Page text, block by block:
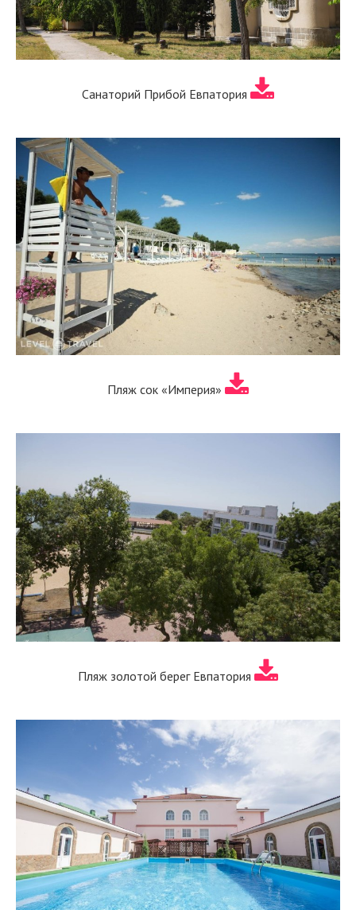
Санаторий Прибой Евпатория
Пляж сок «Империя»
Пляж золотой берег Евпатория